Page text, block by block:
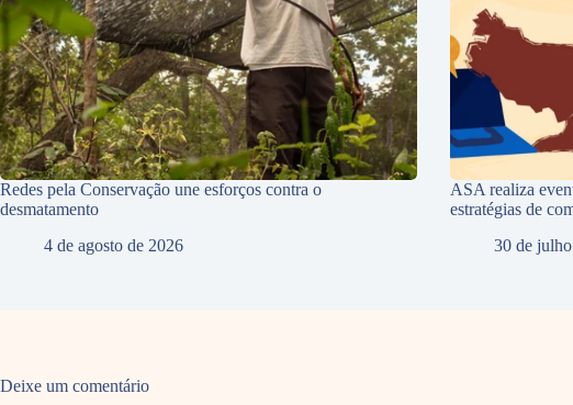
Redes pela Conservação une esforços contra o
desmatamento
4 de agosto de 2026
ASA realiza
estratégias de
30 de
Deixe um comentário